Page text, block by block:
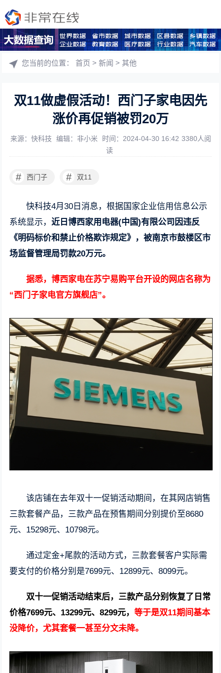
您当前的位置：首页 >新闻 >其他
双11做虚假活动！西门子家电因先
涨价再促销被罚20万
来源：快科技 编辑：非小米 时间：2024-04-30 16:42 3380人阅
读
# 西门子 # 双11
快科技4月30日消息，根据国家企业信用信息公示
系统显示，近日博西家用电器(中国)有限公司因违反
《明码标价和禁止价格欺诈规定》，被南京市鼓楼区市
场监督管理局罚款20万元。
据悉，博西家电在苏宁易购平台开设的网店名称为
“西门子家电官方旗舰店”。
该店铺在去年双十一促销活动期间，在其网店销售
三款套餐产品，三款产品在预售期间分别提价至8680
元、15298元、10798元。
通过定金+尾款的活动方式，三款套餐客户实际需
要支付的价格分别是7699元、12899元、8099元。
双十一促销活动结束后，三款产品分别恢复了日常
价格7699元、13299元、8299元，等于是双11期间基本
没降价，尤其套餐一甚至分文未降。